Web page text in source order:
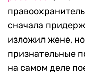
сначала
изложил жене,
признательные
на самом деле